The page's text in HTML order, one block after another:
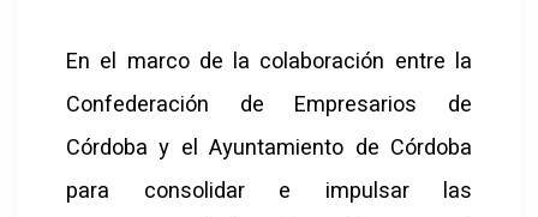
En el marco de la colaboración entre la
Confederación de Empresarios de
Córdoba y el Ayuntamiento de Córdoba
para consolidar e impulsar las